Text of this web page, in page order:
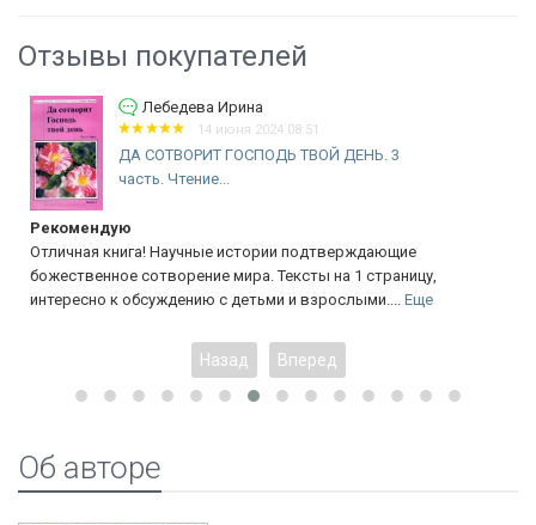
Отзывы покупателей
Лебедева Ирина
14 июня 2024 08:51
ДА СОТВОРИТ ГОСПОДЬ ТВОЙ ДЕНЬ. 3
часть. Чтение...
Рекомендую
Отличная книга! Научные истории подтверждающие
божественное сотворение мира. Тексты на 1 страницу,
интересно к обсуждению с детьми и взрослыми.... Еще
Назад Вперед
Об авторе